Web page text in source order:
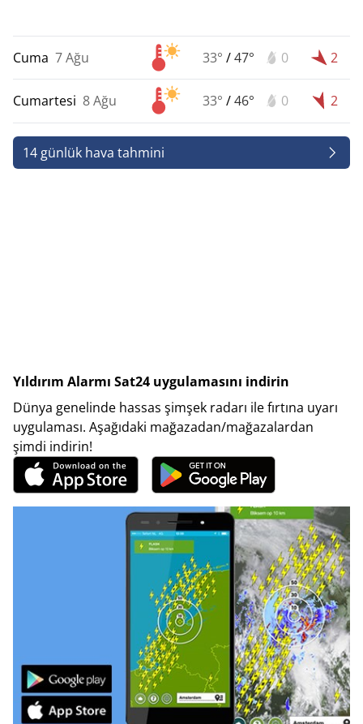
Cuma 7 Ağu 33° /47° 0 2
Cumartesi 8 Ağu 33° /46° 0 2
14 günlük hava tahmini
Yıldırım Alarmı Sat24 uygulamasını indirin
Dünya genelinde hassas şimşek radarı ile fırtına uyarı
uygulaması. Aşağıdaki mağazadan/mağazalardan
şimdi indirin!